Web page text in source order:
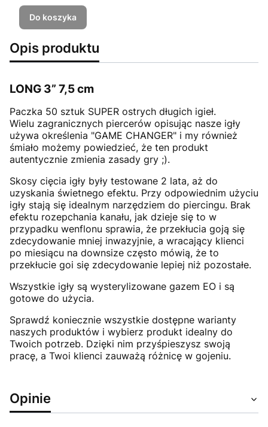
Do koszyka
Opis produktu
LONG 3” 7,5 cm
Paczka 50 sztuk SUPER ostrych długich igieł.
Wielu zagranicznych piercerów opisując nasze igły
używa określenia "GAME CHANGER" i my również
śmiało możemy powiedzieć, że ten produkt
autentycznie zmienia zasady gry ;).
Skosy cięcia igły były testowane 2 lata, aż do
uzyskania świetnego efektu. Przy odpowiednim użyciu
igły stają się idealnym narzędziem do piercingu. Brak
efektu rozepchania kanału, jak dzieje się to w
przypadku wenflonu sprawia, że przekłucia goją się
zdecydowanie mniej inwazyjnie, a wracający klienci
po miesiącu na downsize często mówią, że to
przekłucie goi się zdecydowanie lepiej niż pozostałe.
Wszystkie igły są wysterylizowane gazem EO i są
gotowe do użycia.
Sprawdź koniecznie wszystkie dostępne warianty
naszych produktów i wybierz produkt idealny do
Twoich potrzeb. Dzięki nim przyśpieszysz swoją
pracę, a Twoi klienci zauważą różnicę w gojeniu.
Opinie